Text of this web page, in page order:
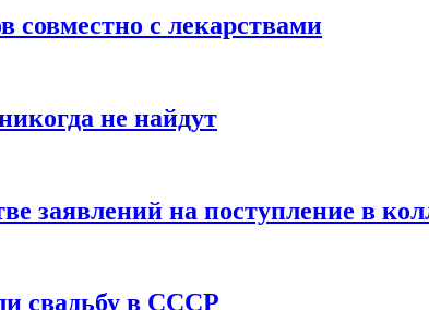
совместно с лекарствами
не найдут
заявлений на поступление в
свадьбу в СССР